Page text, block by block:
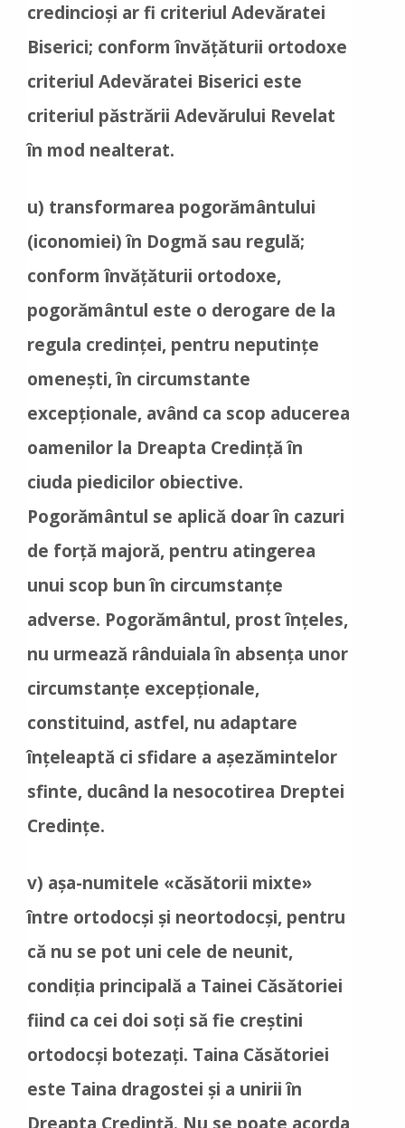
credincioși ar fi criteriul Adevăratei
Biserici; conform învățăturii ortodoxe
criteriul Adevăratei Biserici este
criteriul păstrării Adevărului Revelat
în mod nealterat.
u) transformarea pogorământului
(iconomiei) în Dogmă sau regulă;
conform învățăturii ortodoxe,
pogorământul este o derogare de la
regula credinței, pentru neputințe
omenești, în circumstante
excepționale, având ca scop aducerea
oamenilor la Dreapta Credință în
ciuda piedicilor obiective.
Pogorământul se aplică doar în cazuri
de forță majoră, pentru atingerea
unui scop bun în circumstanțe
adverse. Pogorământul, prost înțeles,
nu urmează rânduiala în absența unor
circumstanțe excepționale,
constituind, astfel, nu adaptare
înțeleaptă ci sfidare a așezămintelor
sfinte, ducând la nesocotirea Dreptei
Credințe.
v) așa-numitele «căsătorii mixte»
între ortodocși și neortodocși, pentru
că nu se pot uni cele de neunit,
condiția principală a Tainei Căsătoriei
fiind ca cei doi soți să fie creștini
ortodocși botezați. Taina Căsătoriei
este Taina dragostei și a unirii în